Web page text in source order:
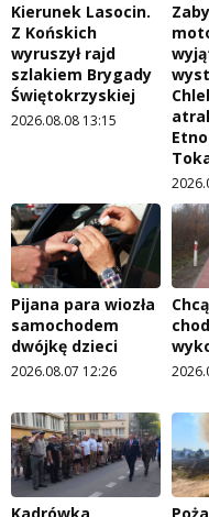
Kierunek Lasocin.
Z Końskich
wyruszył rajd
szlakiem Brygady
Świętokrzyskiej
2026.08.08 13:15
Pijana para wiozła
samochodem
dwójkę dzieci
2026.08.07 12:26
Kadrówka